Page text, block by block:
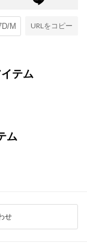
URLをコピー
テム
ム
せ